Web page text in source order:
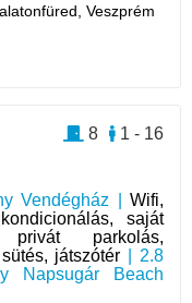
Veszprém
Vendégház | Wifi,
saját
privát parkolás,
játszótér | 2.8
Napsugár Beach
1 - 16
8